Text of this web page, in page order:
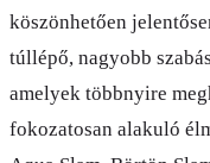
köszönhetően
túllépő, nagyobb
amelyek többnyire
fokozatosan alakuló